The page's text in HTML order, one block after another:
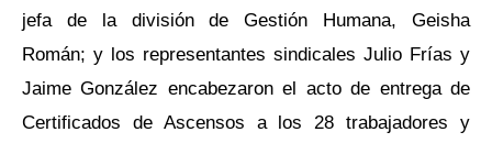
jefa de la división de Gestión Humana, Geisha
Román; y los representantes sindicales Julio Frías y
Jaime González encabezaron el acto de entrega de
Certificados de Ascensos a los 28 trabajadores y